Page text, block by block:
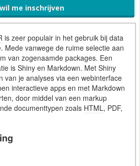
me inschrijven
is zeer populair in het gebruik bij data
Mede vanwege de ruime selectie aan
van zogenaamde packages. Een
is Shiny en Markdown. Met Shiny
van je analyses via een webinterface
interactieve apps en met Markdown
door middel van een markup
documenttypen zoals HTML, PDF,